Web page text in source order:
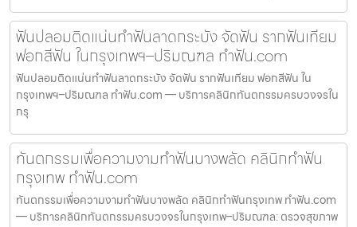
ฟันปลอมติดแน่นทำฟันลาดกระบัง จัดฟัน รากฟันเทียม
ฟอกสีฟัน ในกรุงเทพฯ–ปริมณฑล ทำฟัน.com
ฟันปลอมติดแน่นทำฟันลาดกระบัง จัดฟัน รากฟันเทียม ฟอกสีฟัน ใน
กรุงเทพฯ–ปริมณฑล ทำฟัน.com — บริการคลินิกทันตกรรมครบวงจรใน
กรุ
ทันตกรรมเพื่อความงามทำฟันบางพลัด คลินิกทำฟัน
กรุงเทพ ทำฟัน.com
ทันตกรรมเพื่อความงามทำฟันบางพลัด คลินิกทำฟันกรุงเทพ ทำฟัน.com
— บริการคลินิกทันตกรรมครบวงจรในกรุงเทพ–ปริมณฑล: ตรวจสุขภาพ